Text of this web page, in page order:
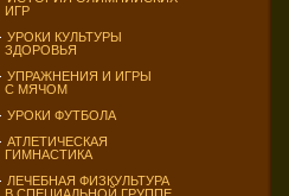
ИГР
УРОКИ КУЛЬТУРЫ
ЗДОРОВЬЯ
УПРАЖНЕНИЯ И ИГРЫ
С МЯЧОМ
УРОКИ ФУТБОЛА
АТЛЕТИЧЕСКАЯ
ГИМНАСТИКА
ЛЕЧЕБНАЯ ФИЗКУЛЬТУРА